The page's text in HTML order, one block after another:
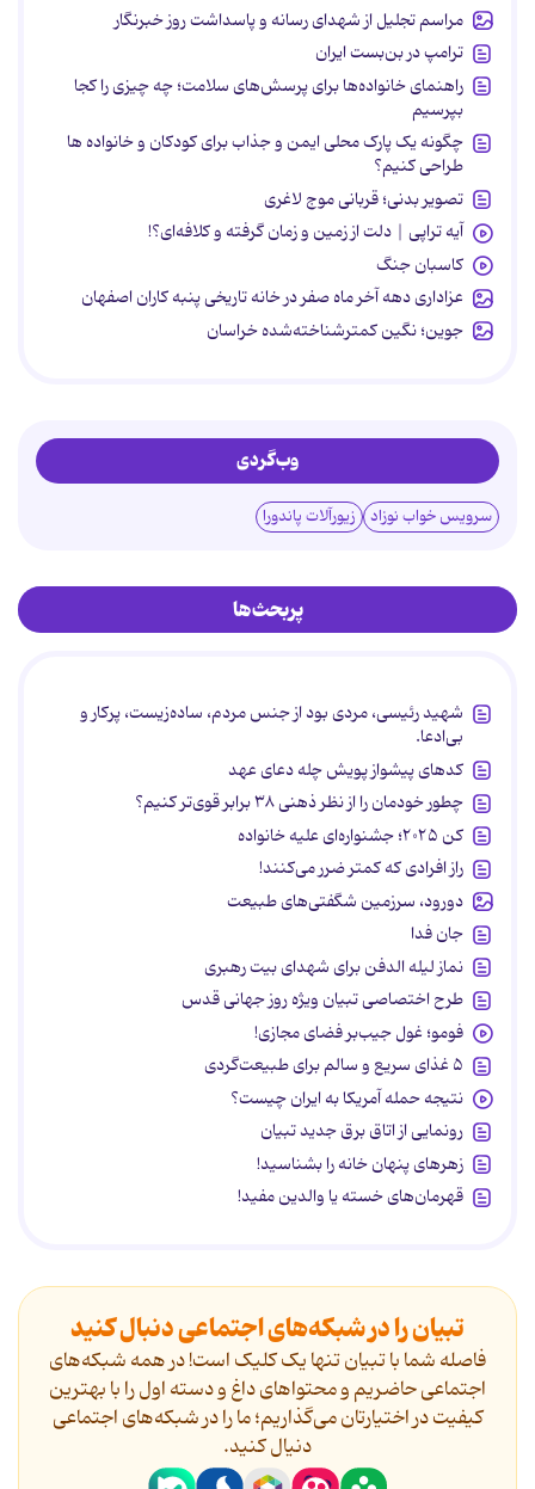
مراسم تجلیل از شهدای رسانه و پاسداشت روز خبرنگار
ترامپ در بن‌بست ایران
راهنمای خانواده‌ها برای پرسش‌های سلامت؛ چه چیزی را کجا
بپرسیم
چگونه یک پارک محلی ایمن و جذاب برای کودکان و خانواده ها
طراحی کنیم؟
تصویر بدنی؛ قربانی موج لاغری
آیه تراپی | دلت از زمین و زمان گرفته و کلافه‌ای؟!
کاسبان جنگ
عزاداری دهه آخر ماه صفر در خانه تاریخی پنبه کاران اصفهان
جوین؛ نگین کمترشناخته‌شده خراسان
وب‌گردی
سرویس خواب نوزاد زیورآلات پاندورا
پربحث‌ها
شهید رئیسی، مردی بود از جنس مردم، ساده‌زیست، پرکار و
بی‌ادعا.
کدهای پیشواز پویش چله دعای عهد
چطور خودمان را از نظر ذهنی ۳۸ برابر قوی‌تر کنیم؟
کن ۲۰۲۵؛ جشنواره‌ای علیه خانواده
راز افرادی که کمتر ضرر می‌کنند!
دورود، سرزمین شگفتی‌های طبیعت
جان فدا
نماز لیله الدفن برای شهدای بیت رهبری
طرح اختصاصی تبیان ویژه روز جهانی قدس
فومو؛ غول جیب‌بر فضای مجازی!
۵ غذای سریع و سالم برای طبیعت‌گردی
نتیجه حمله آمریکا به ایران چیست؟
رونمایی از اتاق برق جدید تبیان
زهرهای پنهان خانه را بشناسید!
قهرمان‌های خسته یا والدین مفید!
تبیان را در شبکه‌های اجتماعی دنبال کنید
فاصله شما با تبیان تنها یک کلیک است! در همه شبکه‌های
اجتماعی حاضریم و محتواهای داغ و دسته اول را با بهترین
کیفیت در اختیارتان می‌گذاریم؛ ما را در شبکه‌های اجتماعی
دنیال کنید.